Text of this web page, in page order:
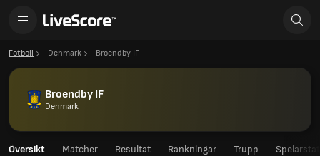
Fotboll Denmark Broendby IF
Broendby IF
Denmark
Översikt Matcher Resultat Rankningar Trupp